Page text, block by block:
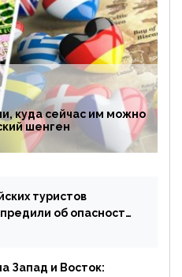
куда сейчас им можно
шенген
туристов
об опасности
Запад и Восток: